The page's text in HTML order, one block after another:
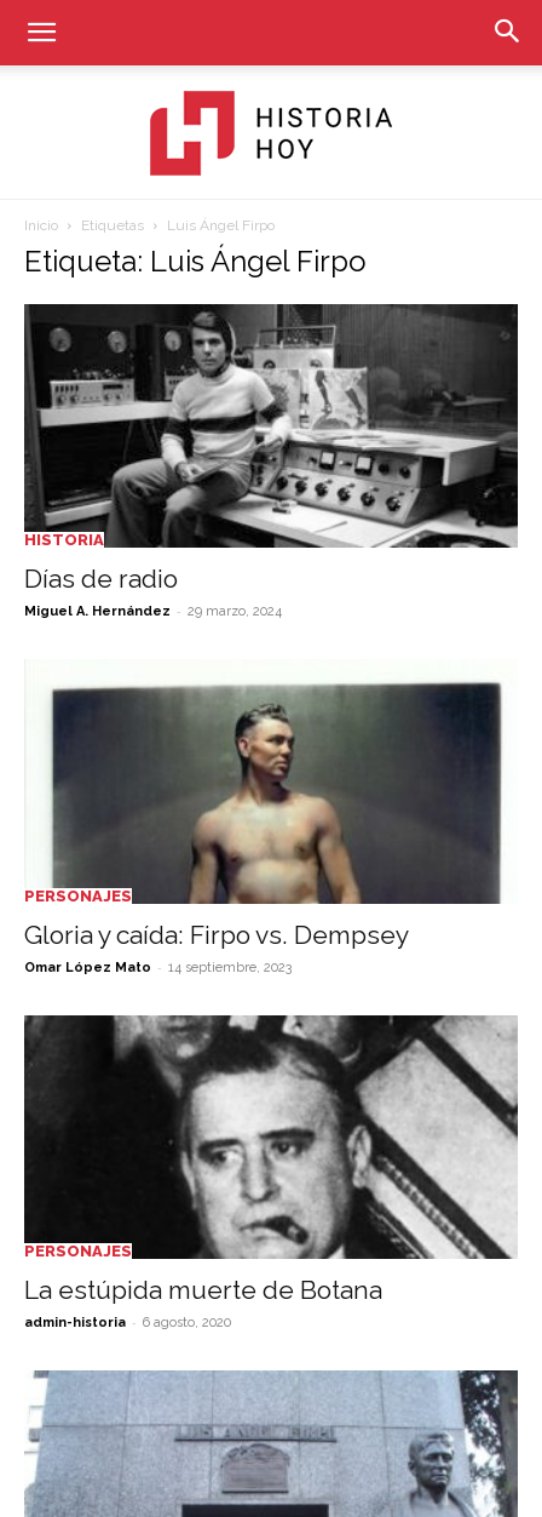
Historia
Hoy
Inicio Etiquetas Luis Ángel Firpo
Etiqueta: Luis Ángel Firpo
HISTORIA
Días de radio
Miguel A. Hernández - 29 marzo, 2024
PERSONAJES
Gloria y caída: Firpo vs. Dempsey
Omar López Mato - 14 septiembre, 2023
PERSONAJES
La estúpida muerte de Botana
admin-historia - 6 agosto, 2020